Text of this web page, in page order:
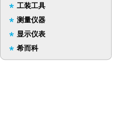
工装工具
测量仪器
显示仪表
希而科